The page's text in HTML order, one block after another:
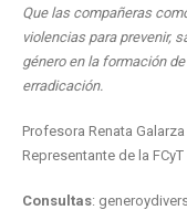
Que las compañeras
violencias para prevenir,
género en la formación
erradicación.
Profesora Renata Galarza
Representante de la
Consultas: